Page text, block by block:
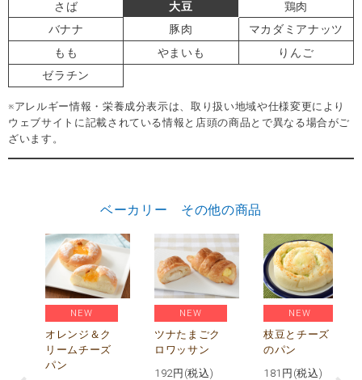
さば
大豆
鶏肉
バナナ
豚肉
マカダミアナッツ
もも
やまいも
りんご
ゼラチン
※アレルギー情報・栄養成分表示は、取り扱い地域や仕様変更により
ウェブサイトに記載されている情報と店頭の商品とで異なる場合がご
ざいます。
ベーカリー その他の商品
NEW
オレンジ＆ク
リームチーズ
パン
NEW
ツナたまごク
ロワッサン
192 円(税込)
NEW
枝豆とチーズ
のパン
181 円(税込)